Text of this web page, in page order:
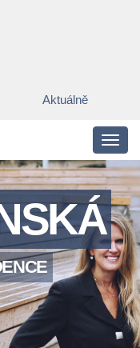
Aktuálně